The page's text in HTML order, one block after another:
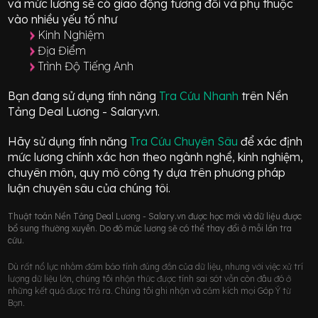
và mức lương sẽ có giao động tương đối và phụ thuộc
vào nhiều yếu tố như
Kinh Nghiệm
Địa Điểm
Trình Độ Tiếng Anh
Bạn đang sử dụng tính năng Tra Cứu Nhanh trên Nền
Tảng Deal Lương - Salary.vn.
Hãy sử dụng tính năng Tra Cứu Chuyên Sâuđể xác định
mức lương chính xác hơn theo ngành nghề, kinh nghiệm,
chuyên môn, quy mô công ty dựa trên phương pháp
luận chuyên sâu của chúng tôi.
Thuật toán Nền Tảng Deal Lương - Salary.vn được học mới và dữ liệu được
bổ sung thường xuyên. Do đó mức lương sẽ có thể thay đổi ở mỗi lần tra
cứu.
Dù rất nổ lực nhằm đảm bảo tính đúng đắn của dữ liệu, nhưng với việc xử trí
lượng dữ liệu lớn, chúng tôi nhận thức được tính sai sót vẫn còn đâu đó ở
những kết quả được trả ra. Chúng tôi ghi nhận và cảm kích mọi Góp Ý từ
Bạn.